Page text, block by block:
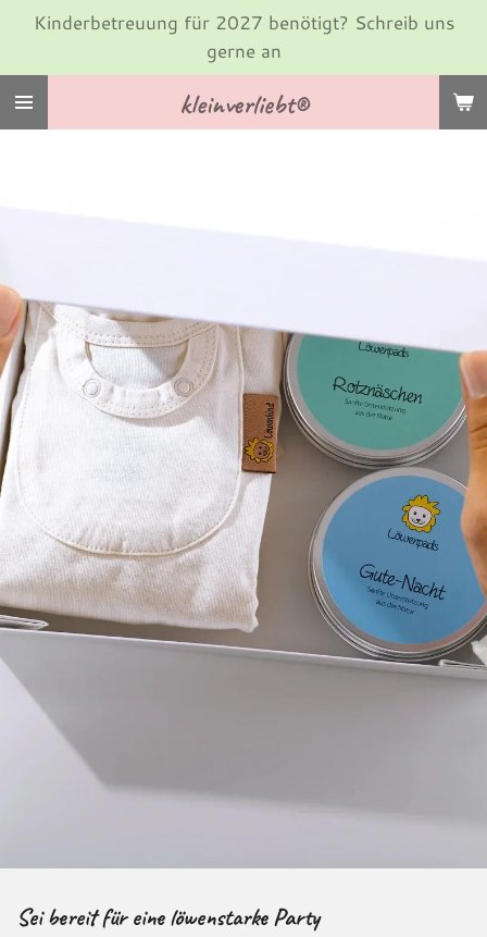
Zum
springen
kleinverliebt®
Kinderbetreuung für 2027 benötigt? Schreib uns
gerne an
Sei bereit für eine löwenstarke Party